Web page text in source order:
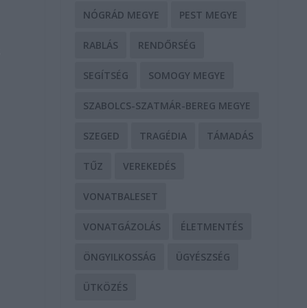
NÓGRÁD MEGYE PEST MEGYE
RABLÁS RENDŐRSÉG
SEGÍTSÉG SOMOGY MEGYE
SZABOLCS-SZATMÁR-BEREG MEGYE
SZEGED TRAGÉDIA TÁMADÁS
TŰZ VEREKEDÉS
VONATBALESET
VONATGÁZOLÁS ÉLETMENTÉS
ÖNGYILKOSSÁG ÜGYÉSZSÉG
ÜTKÖZÉS